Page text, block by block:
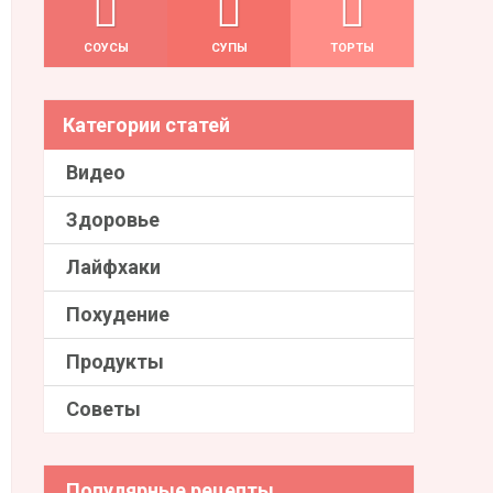
СОУСЫ СУПЫ ТОРТЫ
Категории статей
Видео
Здоровье
Лайфхаки
Похудение
Продукты
Советы